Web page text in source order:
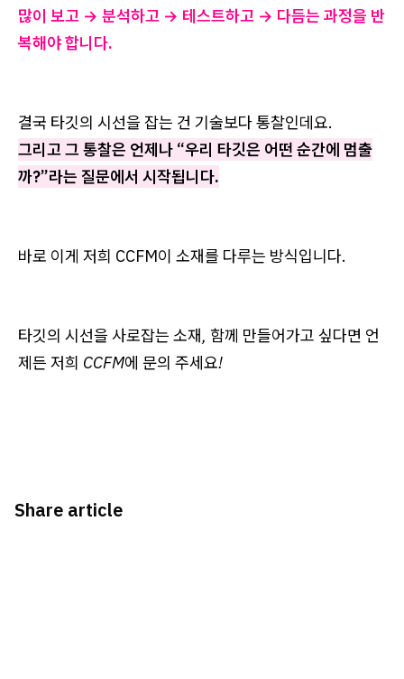
많이 보고 → 분석하고 → 테스트하고 → 다듬는 과정을 반
복해야 합니다.
결국 타깃의 시선을 잡는 건 기술보다 통찰인데요.
그리고 그 통찰은 언제나 “우리 타깃은 어떤 순간에 멈출
까?”라는 질문에서 시작됩니다.
바로 이게 저희 CCFM이 소재를 다루는 방식입니다.
타깃의 시선을 사로잡는 소재, 함께 만들어가고 싶다면 언
제든 저희 CCFM에 문의 주세요!
Share article